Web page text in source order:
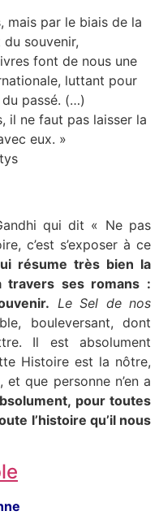
mais par le biais de la
du souvenir,
font de nous une
luttant pour
passé. (…)
il ne faut pas laisser la
eux. »
qui dit « Ne pas
c’est s’exposer à ce
résume très bien la
travers ses romans :
Le Sel de nos
bouleversant, dont
Il est absolument
Histoire est la nôtre,
et que personne n’en a
pour toutes
l’histoire qu’il nous